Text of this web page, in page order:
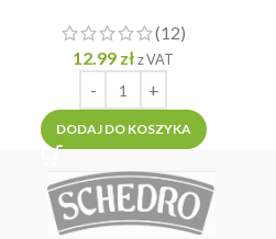
(12)
12.99 złz VAT
DODAJ DO KOSZYKA